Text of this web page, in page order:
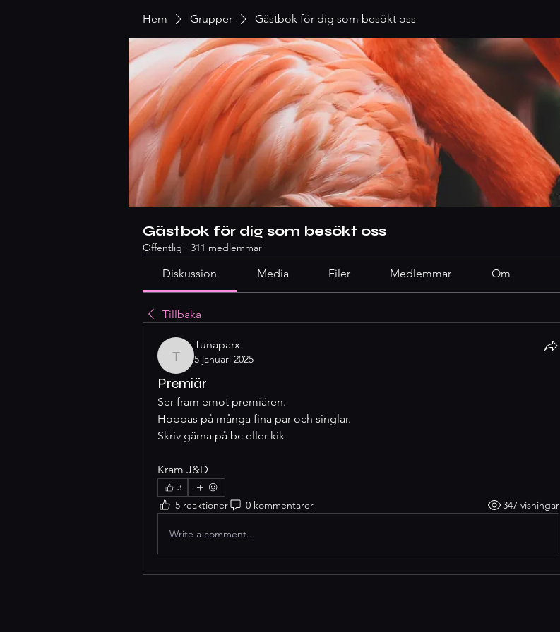
Hem Grupper Gästbok för dig som besökt oss
Gästbok för dig som besökt oss
Offentlig · 311 medlemmar
Diskussion Media Filer Medlemmar Om
Tillbaka
Tunaparx
Tunaparx
5 januari 2025
Premiär
Ser fram emot premiären.
Hoppas på många fina par och singlar.
Skriv gärna på bc eller kik
Kram J&D
3
5 reaktioner 0 kommentarer 347 visningar
Write a comment...